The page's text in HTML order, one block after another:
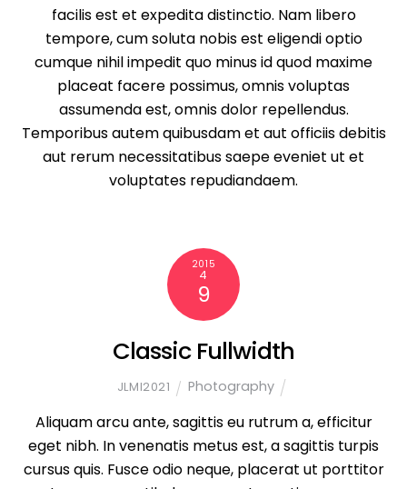
facilis est et expedita distinctio. Nam libero
tempore, cum soluta nobis est eligendi optio
cumque nihil impedit quo minus id quod maxime
placeat facere possimus, omnis voluptas
assumenda est, omnis dolor repellendus.
Temporibus autem quibusdam et aut officiis debitis
aut rerum necessitatibus saepe eveniet ut et
voluptates repudiandaem.
2015
4
9
Classic Fullwidth
JLMI2021 Photography
Aliquam arcu ante, sagittis eu rutrum a, efficitur
eget nibh. In venenatis metus est, a sagittis turpis
cursus quis. Fusce odio neque, placerat ut porttitor